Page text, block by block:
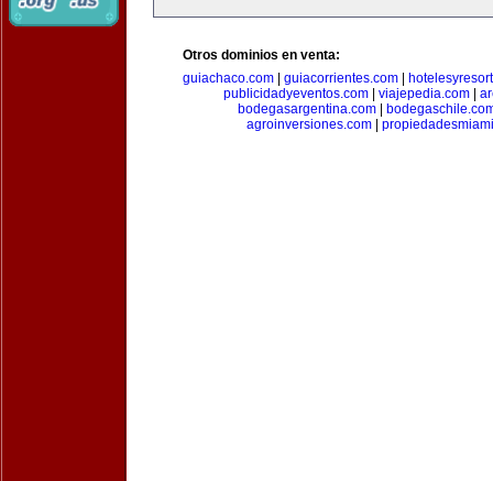
Otros dominios en venta:
guiachaco.com
guiacorrientes.com
publicidadyeventos.com| viajepedia.com|
bodegasargentina.com|
agroinversiones.com